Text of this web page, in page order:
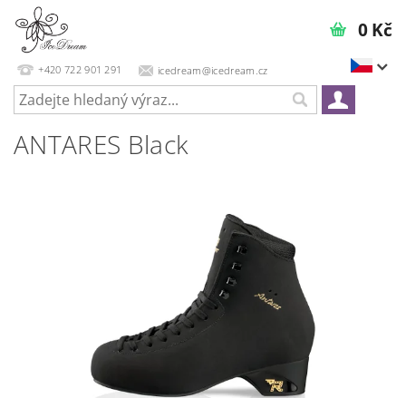
+420 722 901 291 icedream@icedream.cz
0 Kč
ANTARES Black